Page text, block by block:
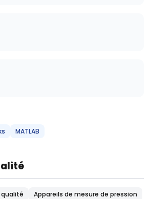
MATLAB
Appareils de mesure de pression